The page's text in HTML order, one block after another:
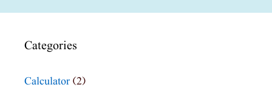
Categories
Calculator (2)